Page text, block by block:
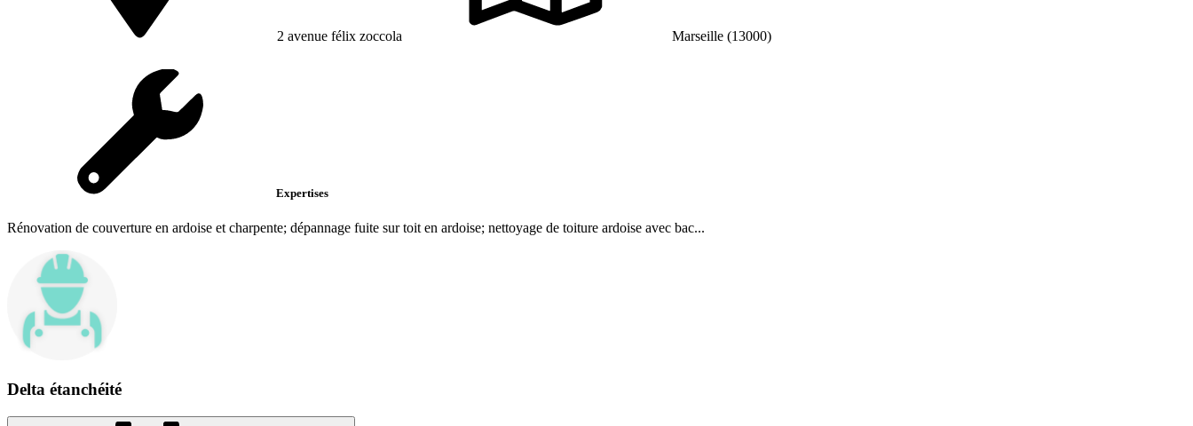
2 avenue félix zoccola Marseille (13000)
Expertises
Rénovation de couverture en ardoise et charpente; dépannage fuite sur toit en ardoise; nettoyage de toiture ardoise avec bac...
Delta étanchéité